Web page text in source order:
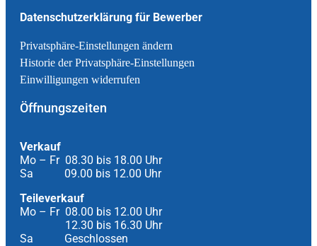
Datenschutzerklärung für Bewerber
Privatsphäre-Einstellungen ändern
Historie der Privatsphäre-Einstellungen
Einwilligungen widerrufen
Öffnungszeiten
Verkauf
Mo – Fr 08.30 bis 18.00 Uhr
Sa 09.00 bis 12.00 Uhr
Teileverkauf
Mo – Fr 08.00 bis 12.00 Uhr
12.30 bis 16.30 Uhr
Sa Geschlossen